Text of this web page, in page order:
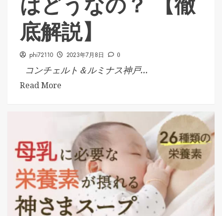
底解説】
phi72110 2023年7月8日 0
コンチェルト＆ルミナス神戸...
Read More